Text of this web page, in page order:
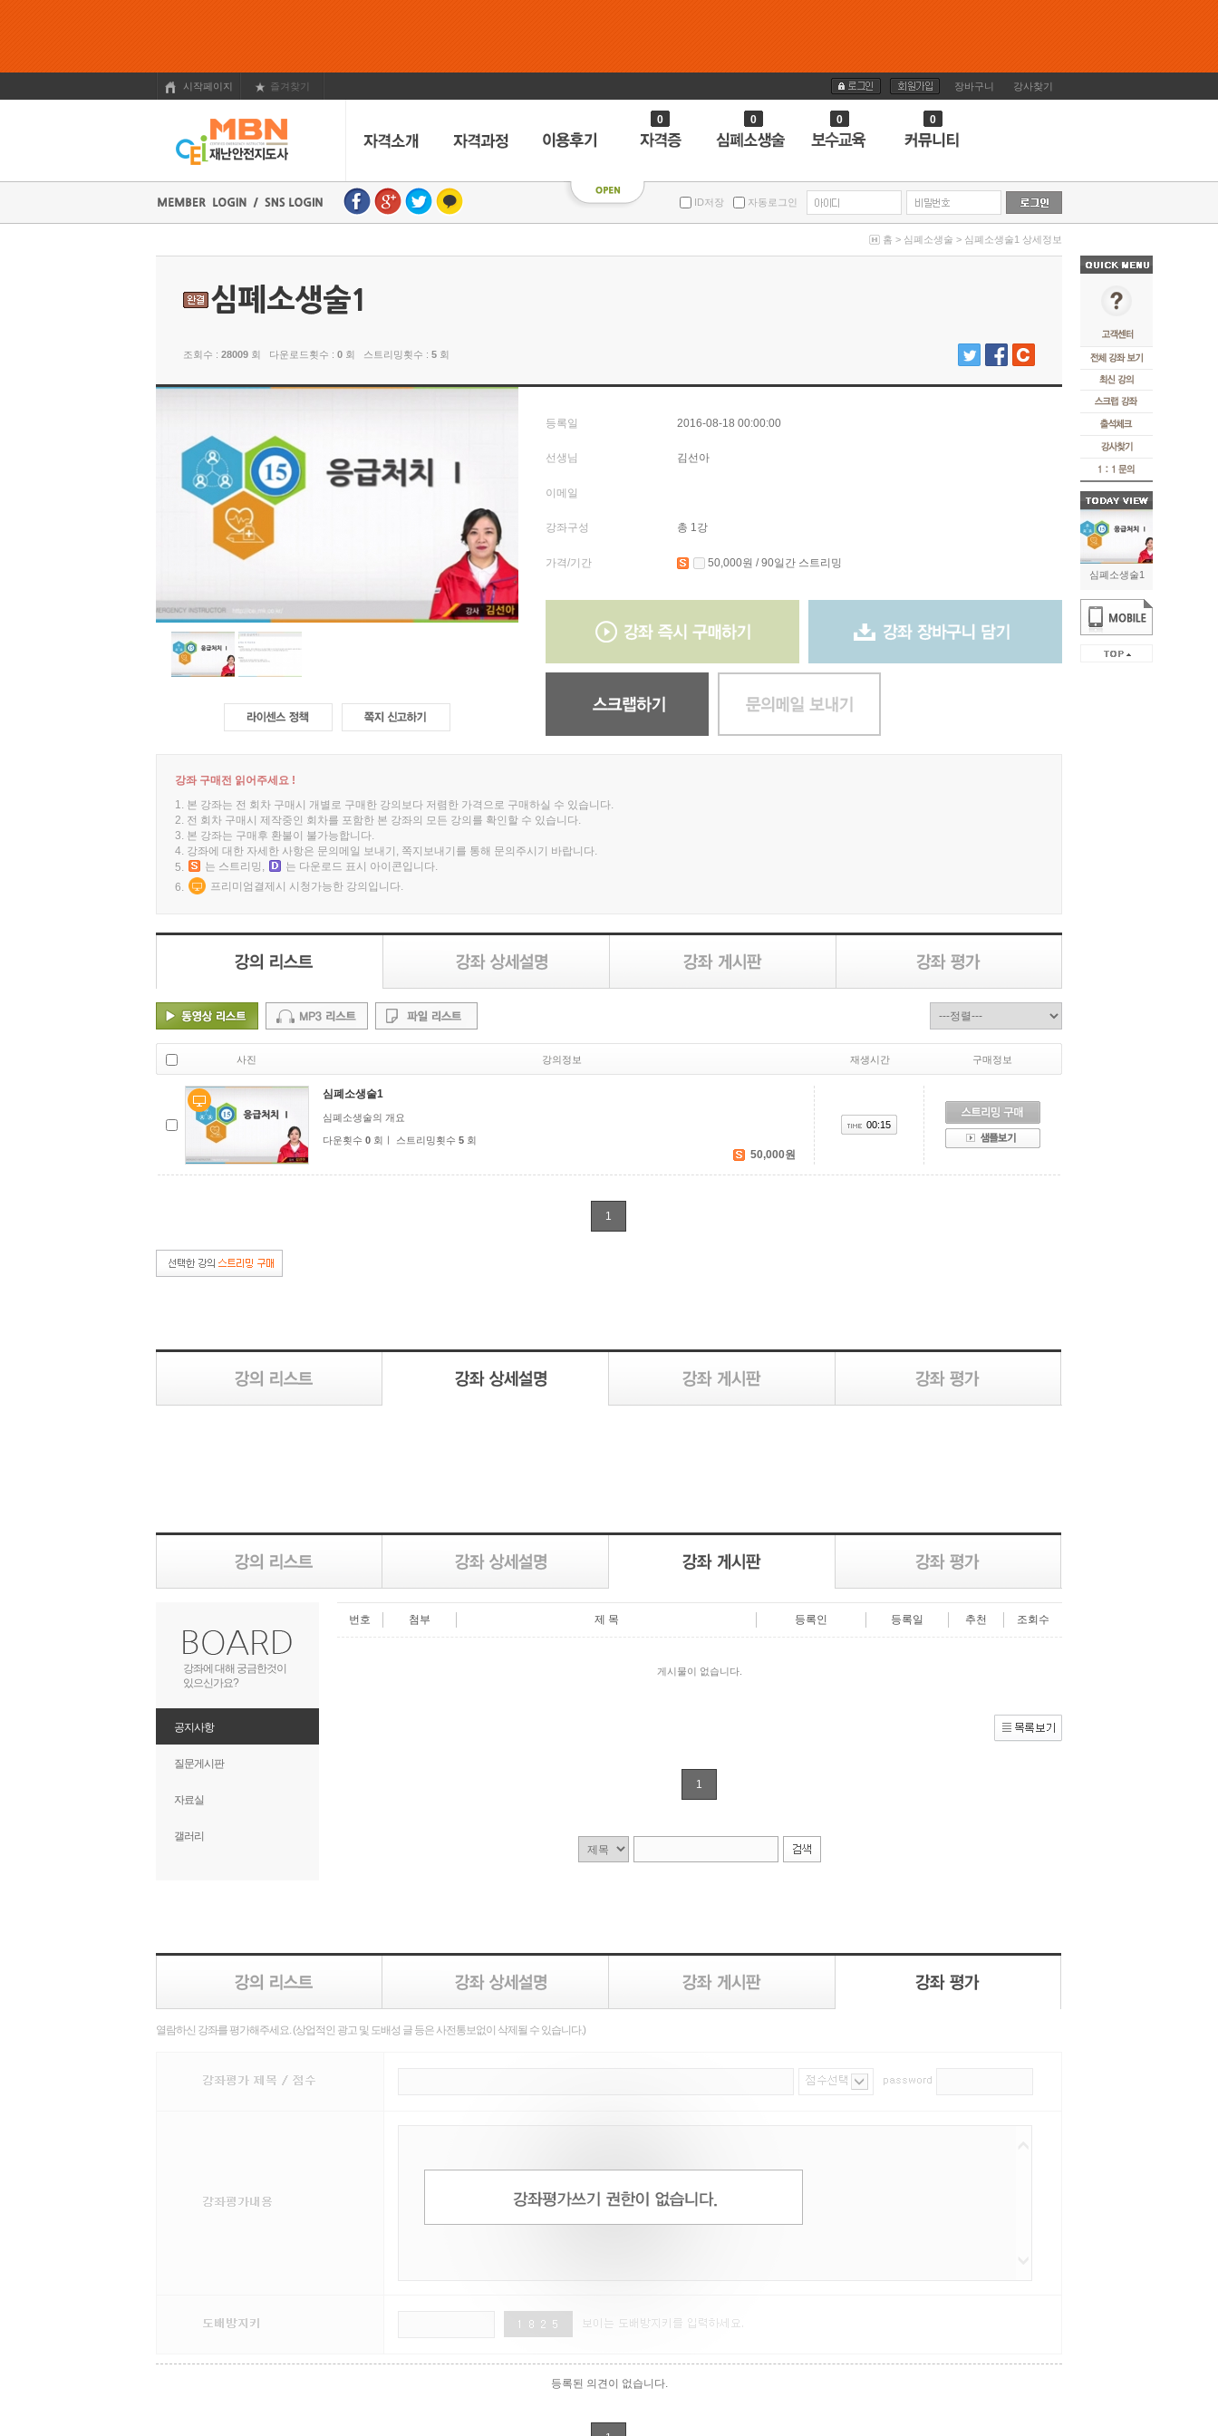
심폐소생술1
시작페이지 즐겨찾기 장바구니 강사찾기
0 0 0 0
ID저장 자동로그인
홈 > 심폐소생술 > 심폐소생술1 상세정보
조회수 : 28009 회 다운로드횟수 : 0 회 스트리밍횟수 : 5 회
등록일 2016-08-18 00:00:00
선생님 김선아
이메일
강좌구성 총 1강
가격/기간 50,000원 / 90일간 스트리밍
강좌 구매전 읽어주세요 !
1. 본 강좌는 전 회차 구매시 개별로 구매한 강의보다 저렴한 가격으로 구매하실 수 있습니다.
2. 전 회차 구매시 제작중인 회차를 포함한 본 강좌의 모든 강의를 확인할 수 있습니다.
3. 본 강좌는 구매후 환불이 불가능합니다.
4. 강좌에 대한 자세한 사항은 문의메일 보내기, 쪽지보내기를 통해 문의주시기 바랍니다.
5.
는 스트리밍,
는 다운로드 표시 아이콘입니다.
6.
프리미엄결제시 시청가능한 강의입니다.
사진 강의정보 재생시간 구매정보
심폐소생술1
심폐소생술의 개요
다운횟수 0 회ㅣ 스트리밍횟수 5 회
50,000원
00:15
1
강좌에 대해 궁금한것이
있으신가요?
공지사항
질문게시판
자료실
갤러리
열람하신 강좌를 평가해주세요. (상업적인 광고 및 도배성 글 등은 사전통보없이 삭제될 수 있습니다.)
등록된 의견이 없습니다.